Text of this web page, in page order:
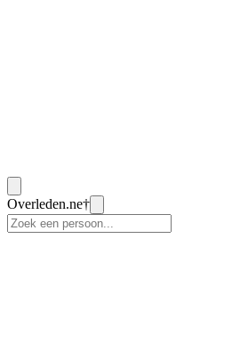
Overleden.ne†